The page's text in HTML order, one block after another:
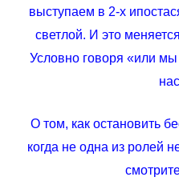
выступаем в 2-х
светлой. И это
Условно говоря «или мы
О том, как остановить
когда не одна из ролей